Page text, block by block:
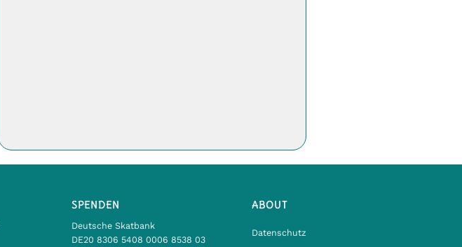
SPENDEN
Deutsche Skatbank
DE20 8306 5408 0006 8538 03
ABOUT
Datenschutz